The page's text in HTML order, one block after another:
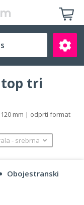
top tri
mm | odprti format
‐ srebrna
Obojestranski